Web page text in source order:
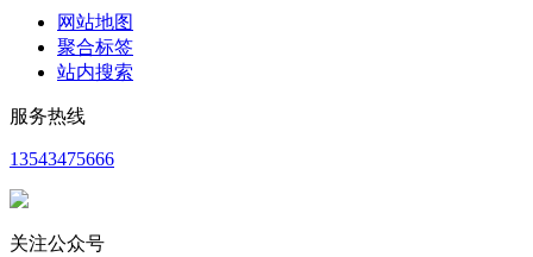
网站地图
聚合标签
站内搜索
服务热线
13543475666
关注公众号